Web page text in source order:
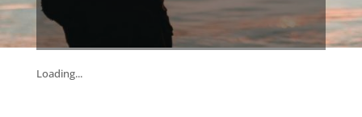
Loading...